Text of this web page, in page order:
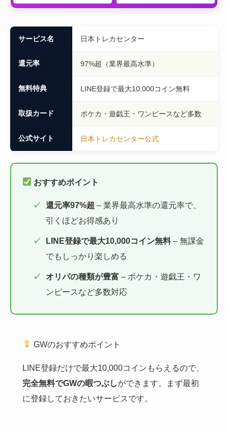
サービス名 日本トレカセンター
還元率 97%超（業界最高水準）
無料特典 LINE登録で最大10,000コイン無料
取扱カード ポケカ・遊戯王・ワンピースなど多数
公式サイト 日本トレカセンター公式
おすすめポイント
還元率97%超 – 業界最高水準の還元率で、
引くほどお得感あり
LINE登録で最大10,000コイン無料– 無課金
でもしっかり楽しめる
オリパの種類が豊富 – ポケカ・遊戯王・ワ
ンピースなど多数対応
GWのおすすめポイント
LINE登録だけで最大10,000コインもらえるので、
完全無料でGWの暇つぶしができます。まず最初
に登録しておきたいサービスです。